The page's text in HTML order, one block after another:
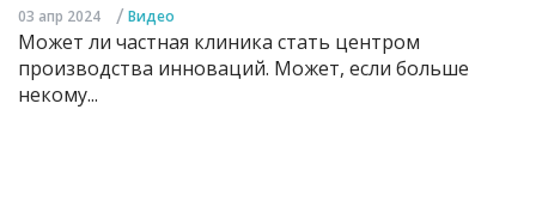
03 апр 2024 / Видео
Может ли частная клиника стать центром
производства инноваций. Может, если больше
некому...